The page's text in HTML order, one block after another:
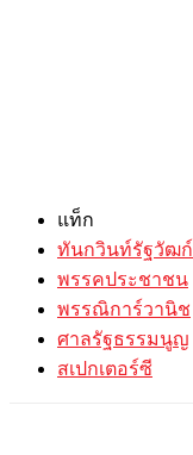
แท็ก
ทันกวินท์รัฐวัฒก์
พรรคประชาชน
พรรณิการ์วานิช
ศาลรัฐธรรมนูญ
สเปกเตอร์ซี